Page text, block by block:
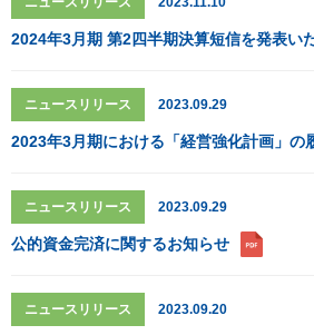
2024年3月期 第2四半期決算短信を発表い
ニュースリリース 2023.09.29
2023年3月期における「経営強化計画」の
ニュースリリース 2023.09.29
公的資金完済に関するお知らせ
ニュースリリース 2023.09.20